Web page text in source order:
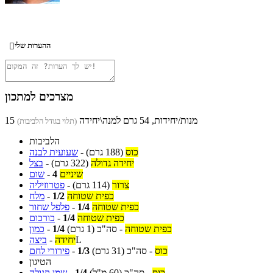
ההערות שלי
מצרכים למתכון
15 מנות/יחידות, 54 גרם למנה\יחידה (תלוי בגודל הלביבות)
הלביבות
שעועית לבנה - כוס (188 גרם)
בצל - יחידה גדולה (322 גרם)
שום - 4 שיניים
פטרוזיליה - צרור (114 גרם)
מלח - 1/2 כפית שטוחה
פלפל שחור - 1/4 כפית שטוחה
כורכום - 1/4 כפית שטוחה
כמון - 1/4 כפית שטוחה - סה"כ (1 גרם)
ביצה - יחידהL
פירורי לחם - 1/3 כוס - סה"כ (31 גרם)
הטיגון